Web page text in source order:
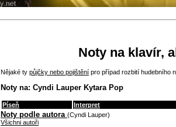
Noty na klavír,
Nějaké ty půjčky nebo pojištění pro případ rozbití hudebního
Noty na: Cyndi Lauper Kytara Pop
Píseň Interpret
Noty podle autora (Cyndi Lauper)
Všichni autoři